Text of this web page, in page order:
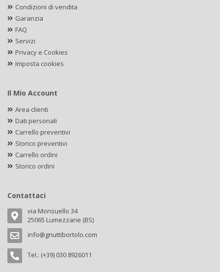
Condizioni di vendita
Garanzia
FAQ
Servizi
Privacy e Cookies
Imposta cookies
Il Mio Account
Area clienti
Dati personali
Carrello preventivi
Storico preventivi
Carrello ordini
Storico ordini
Contattaci
via Monsuello 34
25065 Lumezzane (BS)
info@gnuttibortolo.com
Tel.: (+39) 030 8926011